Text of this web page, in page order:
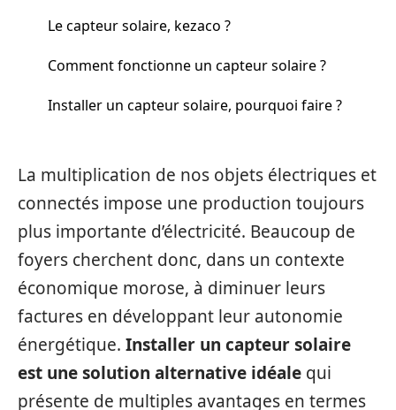
Le capteur solaire, kezaco ?
Comment fonctionne un capteur solaire ?
Installer un capteur solaire, pourquoi faire ?
La multiplication de nos objets électriques et
connectés impose une production toujours
plus importante d’électricité. Beaucoup de
foyers cherchent donc, dans un contexte
économique morose, à diminuer leurs
factures en développant leur autonomie
énergétique. Installer un capteur solaire
est une solution alternative idéale qui
présente de multiples avantages en termes